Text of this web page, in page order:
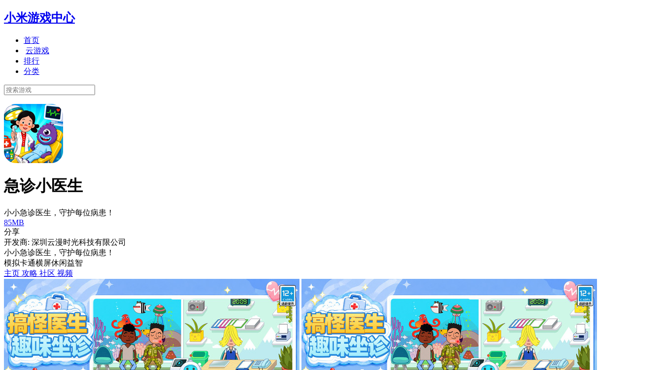
小米游戏中心
首页
云游戏
排行
分类
急诊小医生
小小急诊医生，守护每位病患！
85MB
分享
开发商: 深圳云漫时光科技有限公司
小小急诊医生，守护每位病患！
模拟卡通横屏休闲益智
主页 攻略 社区 视频